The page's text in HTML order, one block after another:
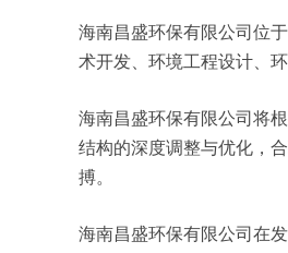
海南昌盛环保有限公司位
术开发、环境工程设计、
海南昌盛环保有限公司将
结构的深度调整与优化，
搏。
海南昌盛环保有限公司在